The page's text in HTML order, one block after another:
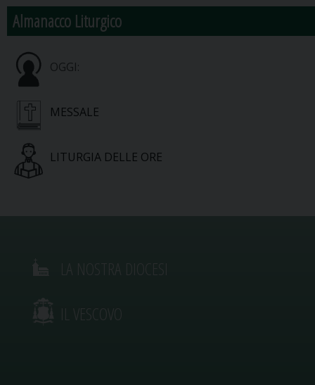
Almanacco Liturgico
OGGI:
MESSALE
LITURGIA DELLE ORE
IL VESCOVO